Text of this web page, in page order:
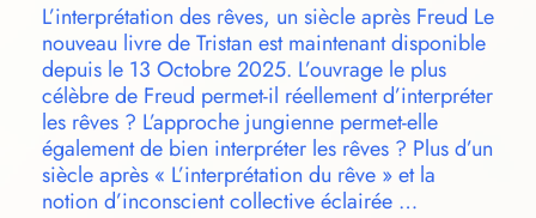
L’interprétation des rêves, un siècle après Freud Le
nouveau livre de Tristan est maintenant disponible
depuis le 13 Octobre 2025. L’ouvrage le plus
célèbre de Freud permet-il réellement d’interpréter
les rêves ? L’approche jungienne permet-elle
également de bien interpréter les rêves ? Plus d’un
siècle après « L’interprétation du rêve » et la
notion d’inconscient collective éclairée …